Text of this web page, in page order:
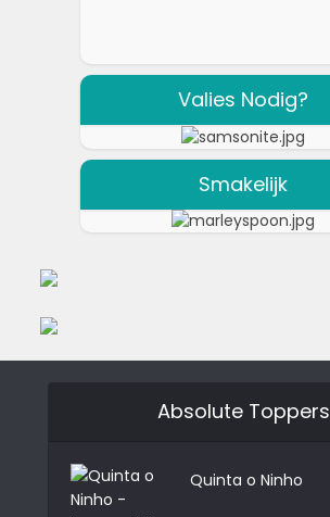
Valies Nodig?
Smakelijk
Absolute Toppers
Quinta o Ninho